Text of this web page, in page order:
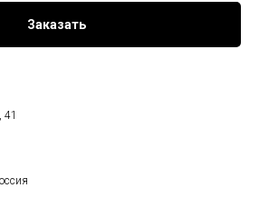
Заказать